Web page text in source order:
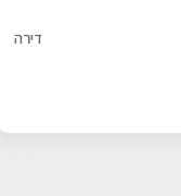
דירה